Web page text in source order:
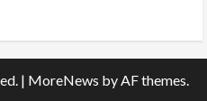
| MoreNews by AF themes.